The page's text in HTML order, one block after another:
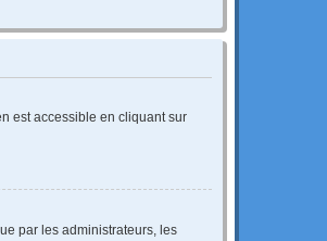
est accessible en cliquant sur
par les administrateurs, les